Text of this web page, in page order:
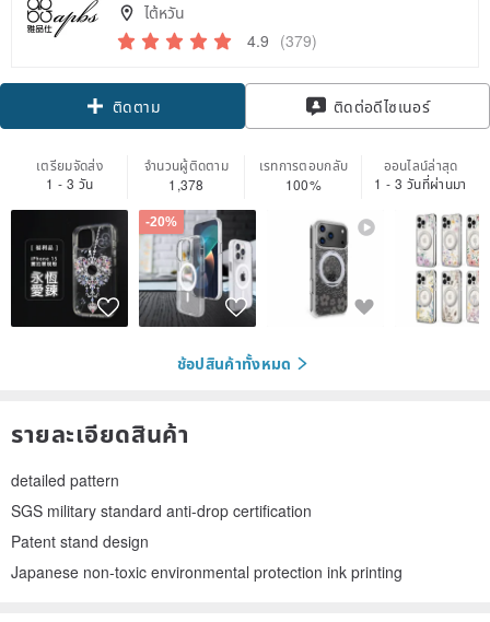
ไต้หวัน
4.9 (379)
ติดตาม ติดต่อดีไซเนอร์
เตรียมจัดส่ง
1 - 3 วัน
จำนวนผู้ติดตาม
1,378
เรทการตอบกลับ
100%
ออนไลน์ล่าสุด
1 - 3 วันที่ผ่านมา
-20%
ช้อปสินค้าทั้งหมด
รายละเอียดสินค้า
detailed pattern
SGS military standard anti-drop certification
Patent stand design
Japanese non-toxic environmental protection ink printing